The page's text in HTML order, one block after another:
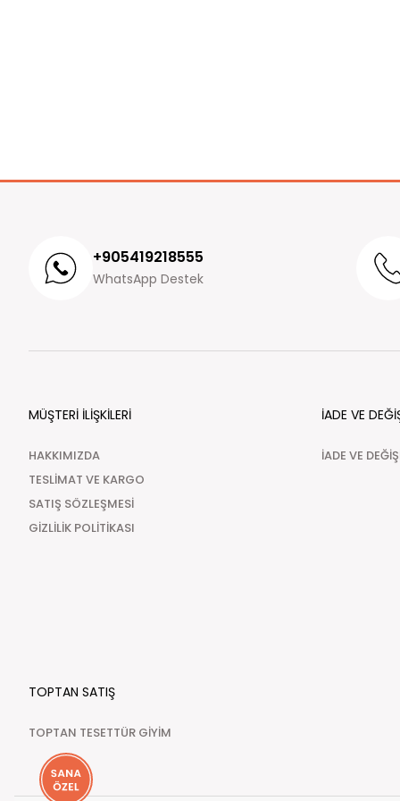
+905419218555
WhatsApp Destek
MÜŞTERİ İLİŞKİLERİ
HAKKIMIZDA
TESLİMAT VE KARGO
SATIŞ SÖZLEŞMESİ
GİZLİLİK POLİTİKASI
İADE VE
İADE VE
TOPTAN SATIŞ
TOPTAN TESETTÜR GİYİM